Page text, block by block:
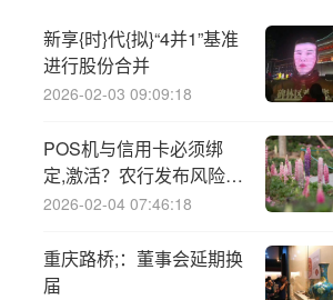
新享{时}代{拟}“4并1”基准
进行股份合并
2026-02-03 09:09:18
POS机与信用卡必须绑
定,激活？农行发布风险提
示
2026-02-04 07:46:18
重庆路桥;：董事会延期换
届